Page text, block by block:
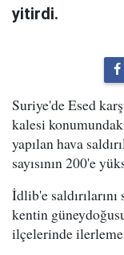
yitirdi.
Suriye'de Esed
kalesi
yapılan hava
sayısının 200'e
İdlib'e
kentin
ilçelerinde